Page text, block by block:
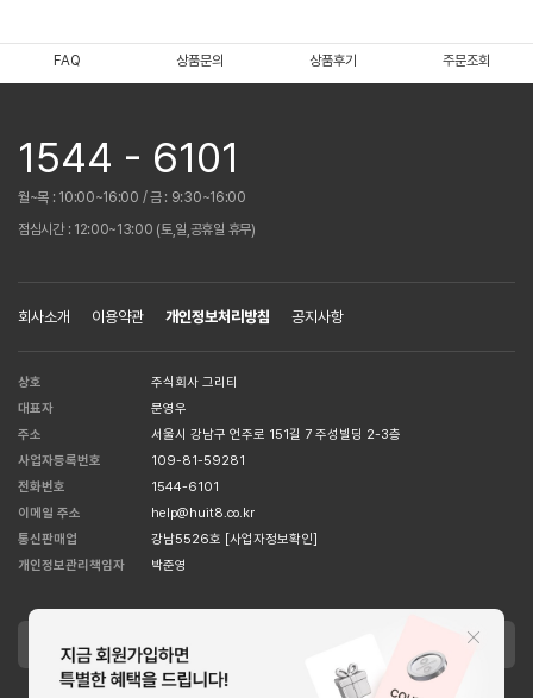
FAQ 상품문의 상품후기 주문조회
1544 - 6101
월~목 : 10:00~16:00 / 금 : 9:30~16:00
점심시간 : 12:00~13:00 (토,일,공휴일 휴무)
회사소개 이용약관 개인정보처리방침 공지사항
상호
주식회사 그리티
대표자
문영우
주소
서울시 강남구 언주로 151길 7 주성빌딩 2-3층
사업자등록번호
109-81-59281
전화번호
1544-6101
이메일 주소
help@huit8.co.kr
통신판매업
강남5526호 [사업자정보확인]
개인정보관리책임자
박준영